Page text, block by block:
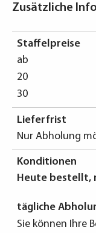
Zusätzliche
Staffelpreise
ab
20
30
Lieferfrist
Nur Abholung
Konditionen
Heute bestellt,
tägliche
Sie können Ihre